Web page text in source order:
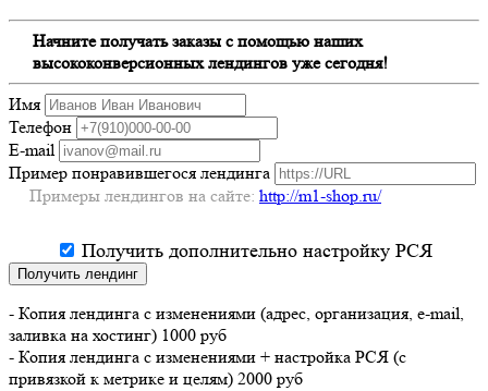
Начните получать заказы с помощью наших
высококонверсионных лендингов уже сегодня!
Имя
Телефон
E-mail
Пример понравившегося лендинга
Примеры лендингов на сайте: http://m1-shop.ru/
Получить дополнительно настройку РСЯ
Получить лендинг
- Копия лендинга с изменениями (адрес, организация, e-mail,
заливка на хостинг) 1000 руб
- Копия лендинга с изменениями + настройка РСЯ (с
привязкой к метрике и целям) 2000 руб